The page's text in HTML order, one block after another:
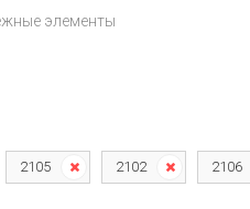
элементы
2105 2102 2106